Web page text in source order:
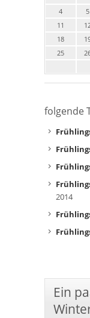
4
5
11
18
25
folgende
2014
Ein